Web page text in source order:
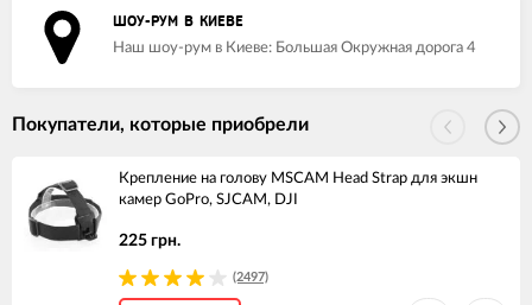
ШОУ-РУМ В КИЕВЕ
Наш шоу-рум в Киеве: Большая Окружная дорога 4
Покупатели, которые приобрели
Крепление на голову MSCAM Head Strap для экшн
камер GoPro, SJCAM, DJI
225 грн.
(2497)